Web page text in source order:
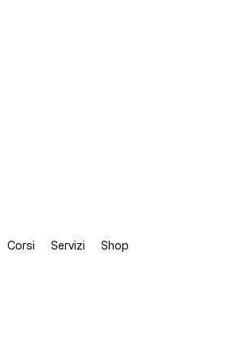
Corsi Servizi Shop